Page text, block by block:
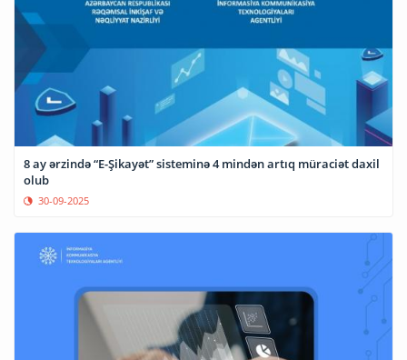
8 ay ərzində “E-Şikayət” sisteminə 4 mindən artıq müraciət daxil
olub
30-09-2025